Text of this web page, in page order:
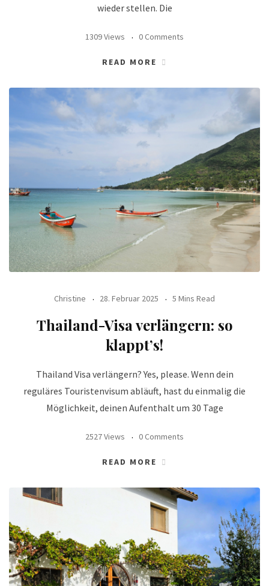
wieder stellen. Die
1309 Views 0 Comments
READ MORE
Christine 28. Februar 2025 5 Mins Read
Thailand-Visa verlängern: so
klappt’s!
Thailand Visa verlängern? Yes, please. Wenn dein
reguläres Touristenvisum abläuft, hast du einmalig die
Möglichkeit, deinen Aufenthalt um 30 Tage
2527 Views 0 Comments
READ MORE